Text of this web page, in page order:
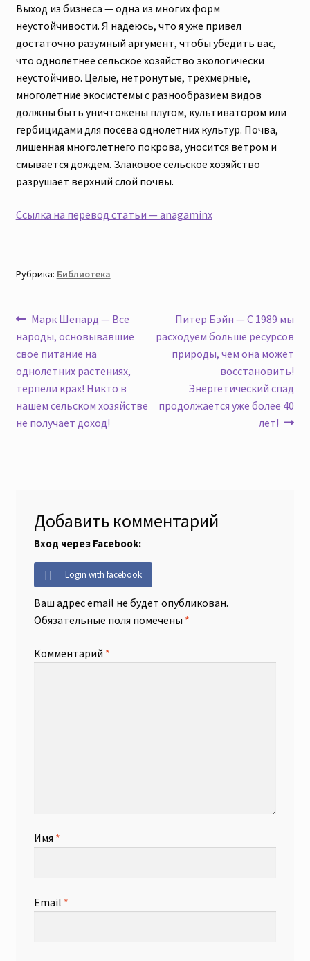
Выход из бизнеса — одна из многих форм
неустойчивости. Я надеюсь, что я уже привел
достаточно разумный аргумент, чтобы убедить вас,
что однолетнее сельское хозяйство экологически
неустойчиво. Целые, нетронутые, трехмерные,
многолетние экосистемы с разнообразием видов
должны быть уничтожены плугом, культиватором или
гербицидами для посева однолетних культур. Почва,
лишенная многолетнего покрова, уносится ветром и
смывается дождем. Злаковое сельское хозяйство
разрушает верхний слой почвы.
Ссылка на перевод статьи — anagaminx
Рубрика: Библиотека
Навигация
по
записям
Предыдущая
запись:
Марк Шепард — Все
народы, основывавшие
свое питание на
однолетних растениях,
терпели крах! Никто в
нашем сельском хозяйстве
не получает доход!
Следующая
запись:
Питер Бэйн — С 1989 мы
расходуем больше ресурсов
природы, чем она может
восстановить!
Энергетический спад
продолжается уже более 40
лет!
Добавить комментарий
Вход через Facebook:
Login with facebook
Ваш адрес email не будет опубликован.
Обязательные поля помечены *
Комментарий *
Имя *
Email *